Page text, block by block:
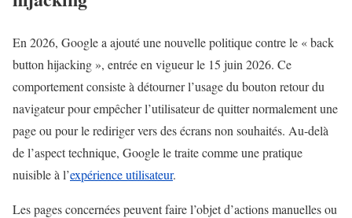
En 2026, Google a ajouté une nouvelle politique contre le « back
button hijacking », entrée en vigueur le 15 juin 2026. Ce
comportement consiste à détourner l’usage du bouton retour du
navigateur pour empêcher l’utilisateur de quitter normalement une
page ou pour le rediriger vers des écrans non souhaités. Au-delà
de l’aspect technique, Google le traite comme une pratique
nuisible à l’expérience utilisateur.
Les pages concernées peuvent faire l’objet d’actions manuelles ou